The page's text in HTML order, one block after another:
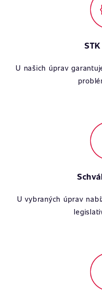
U našich úprav
U vybraných úprav